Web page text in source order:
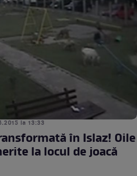
la 13:33
în Islaz! Oile
la locul de joacă